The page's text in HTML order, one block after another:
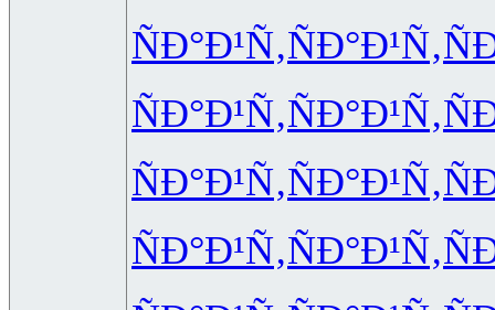
ÑÐ°Ð¹Ñ‚ÑÐ°Ð¹Ñ‚
ÑÐ°Ð¹Ñ‚ÑÐ°Ð¹Ñ‚
ÑÐ°Ð¹Ñ‚ÑÐ°Ð¹Ñ‚
ÑÐ°Ð¹Ñ‚ÑÐ°Ð¹Ñ‚